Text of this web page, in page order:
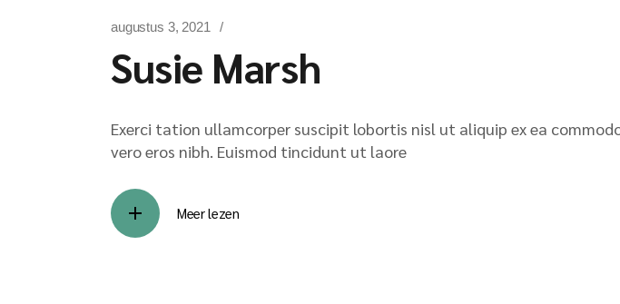
augustus 3, 2021
Susie Marsh
Exerci tation ullamcorper suscipit lobortis nisl ut aliquip ex ea
vero eros nibh. Euismod tincidunt ut laore
Meer lezen